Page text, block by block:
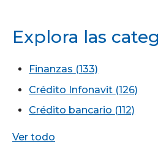
Explora las
Finanzas (133)
Crédito Infonavit (126)
Crédito bancario (112)
Ver todo